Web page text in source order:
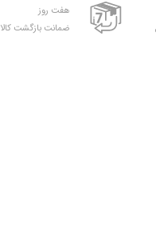
هفت روز
ضمانت بازگشت کالا